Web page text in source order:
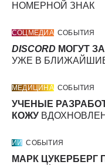
НОМЕРНОЙ ЗНАК
СОЦМЕДИА СОБЫТИЯ
DISCORD МОГУТ
УЖЕ В
МЕДИЦИНА СОБЫТИЯ
УЧЕНЫЕ
КОЖУ
ИИ СОБЫТИЯ
МАРК